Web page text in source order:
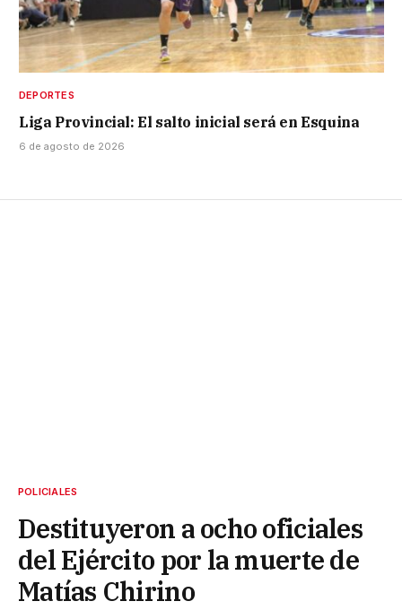
DEPORTES
Liga Provincial: El salto inicial será en Esquina
6 de agosto de 2026
POLICIALES
Destituyeron a ocho oficiales
del Ejército por la muerte de
Matías Chirino